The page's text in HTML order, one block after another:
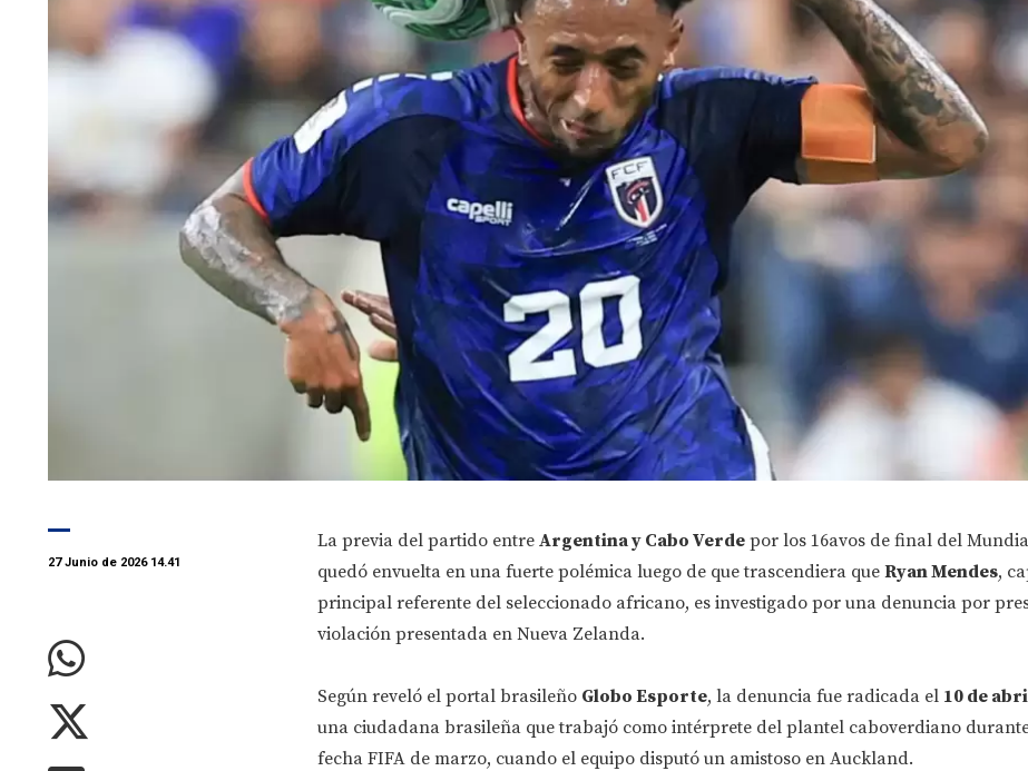
27 Junio de 2026 14.41
La previa del partido entre Argentina y Cabo Verdepor los 16avos de final del
quedó envuelta en una fuerte polémica luego de que trascendiera que Ryan Mendes,
principal referente del seleccionado africano, es investigado por una denuncia por
violación presentada en Nueva Zelanda.
Según reveló el portal brasileño Globo Esporte, la denuncia fue radicada el 10 de
una ciudadana brasileña que trabajó como intérprete del plantel caboverdiano
fecha FIFA de marzo, cuando el equipo disputó un amistoso en Auckland.